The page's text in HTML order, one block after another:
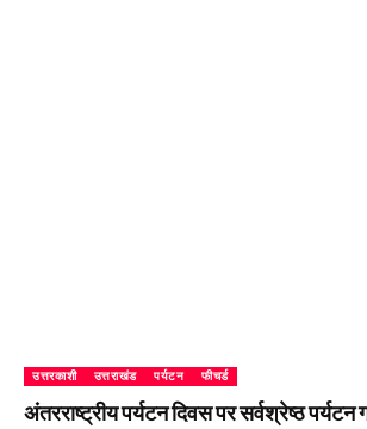
उत्तरकाशी उत्तराखंड पर्यटन फीचर्ड
अंतरराष्ट्रीय पर्यटन दिवस पर सर्वश्रेष्ठ पर्यटन